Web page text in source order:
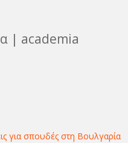
| academia
για σπουδές στη Βουλγαρία